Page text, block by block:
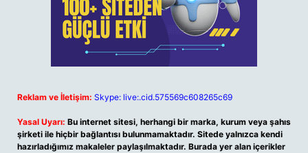
Reklam ve İletişim: Skype: live:.cid.575569c608265c69
Yasal Uyarı: Bu internet sitesi, herhangi bir marka, kurum veya şahıs
şirketi ile hiçbir bağlantısı bulunmamaktadır. Sitede yalnızca kendi
hazırladığımız makaleler paylaşılmaktadır. Burada yer alan içerikler